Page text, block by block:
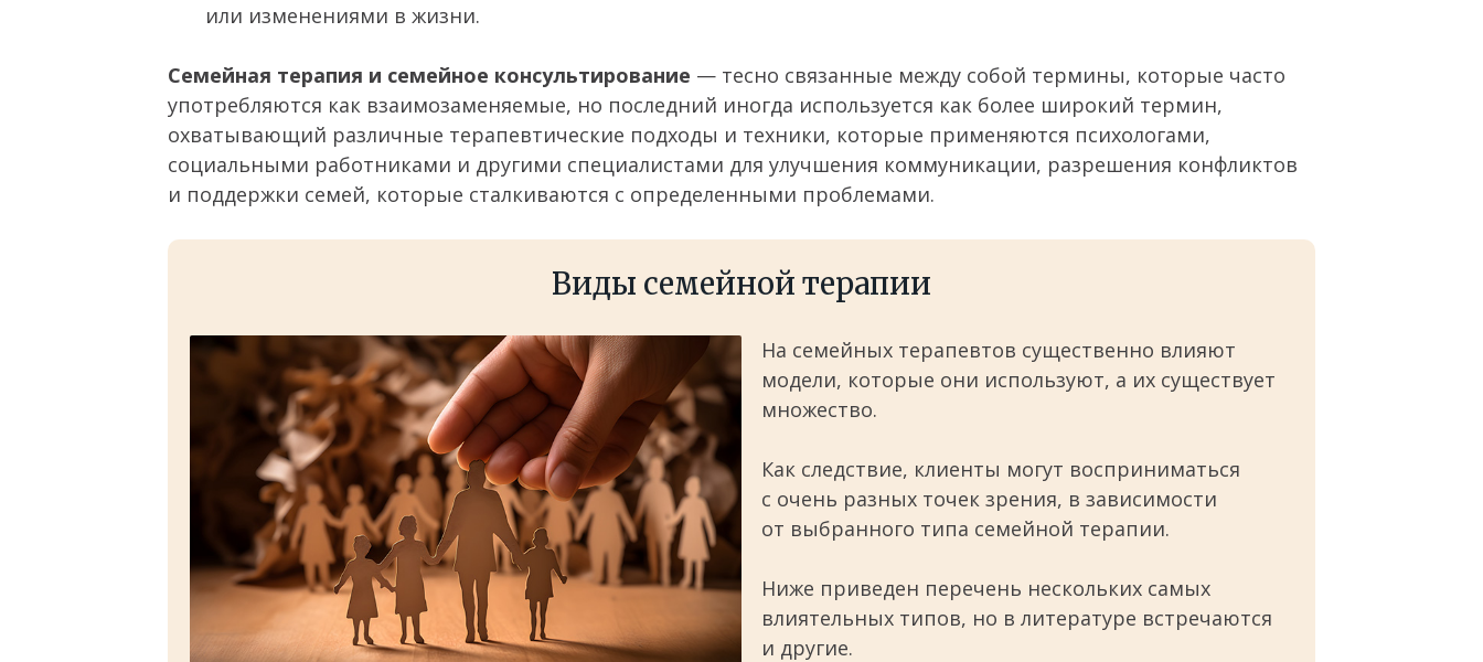
или изменениями в жизни.
Семейная терапия и семейное консультирование — тесно связанные между собой термины, которые часто
употребляются как взаимозаменяемые, но последний иногда используется как более широкий термин,
охватывающий различные терапевтические подходы и техники, которые применяются психологами,
социальными работниками и другими специалистами для улучшения коммуникации, разрешения конфликтов
и поддержки семей, которые сталкиваются с определенными проблемами.
Виды семейной терапии
На семейных терапевтов существенно влияют
модели, которые они используют, а их существует
множество.
Как следствие, клиенты могут восприниматься
с очень разных точек зрения, в зависимости
от выбранного типа семейной терапии.
Ниже приведен перечень нескольких самых
влиятельных типов, но в литературе встречаются
и другие.